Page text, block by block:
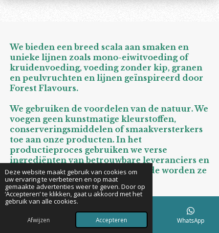
Deze website maakt gebruik van cookies om
uw ervaring te verbeteren en op maat
gemaakte advertenties weer te geven. Door op
‘Accepteren’ te klikken, gaat u akkoord met het
gebruik van alle cookies.
Afwijzen Accepteren
We bieden een breed scala aan smaken en
unieke lijnen zoals mono-eiwitvoeding of
kruidenvoeding, voeding zonder kip, granen
en peulvruchten en lijnen geïnspireerd door
Forest Flavours.
We gebruiken de voordelen van de natuur. We
voegen geen kunstmatige kleurstoffen,
conserveringsmiddelen of smaakversterkers
toe aan onze producten. In het
productieproces gebruiken we verse
ingrediënten van betrouwbare leveranciers en
dankzij de JUST in TIME-methode worden ze
gebruikt zodra ze geleverd zijn!
Onze recepten zijn niet alleen uitzonderlijk
gezond, lekker en smaakvol, maar ook
ontwikkeld in samenwerking met een team
E-mailadres Telefoonnummer WhatsApp